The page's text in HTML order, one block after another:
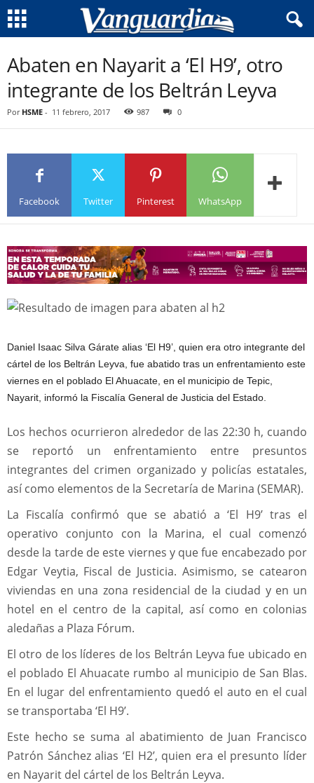
Abaten en Nayarit a ‘El H9’, otro
integrante de los Beltrán Leyva
Por HSME - 11 febrero, 2017 987 0
Facebook Twitter Pinterest WhatsApp
Daniel Isaac Silva Gárate alias ‘El H9’, quien era otro integrante del
cártel de los Beltrán Leyva, fue abatido tras un enfrentamiento este
viernes en el poblado El Ahuacate, en el municipio de Tepic,
Nayarit, informó la Fiscalía General de Justicia del Estado.
Los hechos ocurrieron alrededor de las 22:30 h, cuando
se reportó un enfrentamiento entre presuntos
integrantes del crimen organizado y policías estatales,
así como elementos de la Secretaría de Marina (SEMAR).
La Fiscalía confirmó que se abatió a ‘El H9’ tras el
operativo conjunto con la Marina, el cual comenzó
desde la tarde de este viernes y que fue encabezado por
Edgar Veytia, Fiscal de Justicia. Asimismo, se catearon
viviendas en una zona residencial de la ciudad y en un
hotel en el centro de la capital, así como en colonias
aledañas a Plaza Fórum.
El otro de los líderes de los Beltrán Leyva fue ubicado en
el poblado El Ahuacate rumbo al municipio de San Blas.
En el lugar del enfrentamiento quedó el auto en el cual
se transportaba ‘El H9’.
Este hecho se suma al abatimiento de Juan Francisco
Patrón Sánchez alias ‘El H2’, quien era el presunto líder
en Nayarit del cártel de los Beltrán Leyva.